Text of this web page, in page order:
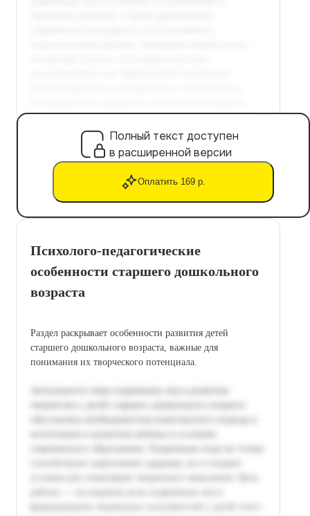
Полный текст доступен
в расширенной версии
Оплатить 169 р.
Психолого-педагогические
особенности старшего дошкольного
возраста
Раздел раскрывает особенности развития детей
старшего дошкольного возраста, важные для
понимания их творческого потенциала.